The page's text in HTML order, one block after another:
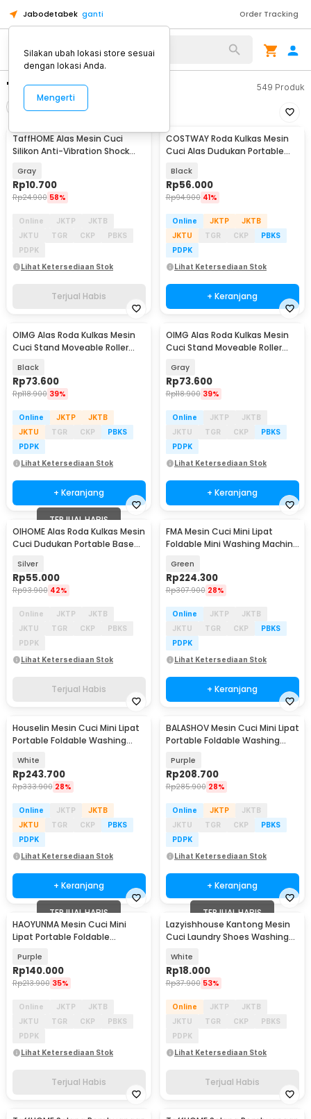
Jabodetabek ganti Order Tracking
"alas mesin cuci" 549 Produk
Urutkan
TaffHOME Alas Mesin Cuci
Silikon Anti-Vibration Shock
Gray
Rp10.700
Rp24.900 58%
Online JKTP
JKTB
JKTU
TGR CKP
PBKS
PDPK
Lihat Ketersediaan Stok
Terjual Habis
COSTWAY Roda Kulkas Mesin
Cuci Alas Dudukan Portable
Black
Rp56.000
Rp94.900 41%
Online JKTP
JKTB
JKTU
TGR CKP
PBKS
PDPK
Lihat Ketersediaan Stok
+ Keranjang
OIMG Alas Roda Kulkas Mesin
Cuci Stand Moveable Roller
Black
Rp73.600
Rp118.900 39%
Online JKTP
JKTB
JKTU
TGR CKP
PBKS
PDPK
Lihat Ketersediaan Stok
+ Keranjang
OIMG Alas Roda Kulkas Mesin
Cuci Stand Moveable Roller
Gray
Rp73.600
Rp118.900 39%
Online JKTP
JKTB
JKTU
TGR CKP
PBKS
PDPK
Lihat Ketersediaan Stok
+ Keranjang
TERJUAL HABIS
OIHOME Alas Roda Kulkas Mesin
Cuci Dudukan Portable Base
Silver
Rp55.000
Rp93.900 42%
Online JKTP
JKTB
JKTU
TGR CKP
PBKS
PDPK
Lihat Ketersediaan Stok
Terjual Habis
FMA Mesin Cuci Mini Lipat
Foldable Mini Washing Machine
Green
Rp224.300
Rp307.900 28%
Online JKTP
JKTB
JKTU
TGR CKP
PBKS
PDPK
Lihat Ketersediaan Stok
+ Keranjang
Houselin Mesin Cuci Mini Lipat
Portable Foldable Washing
White
Rp243.700
Rp333.900 28%
Online JKTP
JKTB
JKTU
TGR CKP
PBKS
PDPK
Lihat Ketersediaan Stok
+ Keranjang
BALASHOV Mesin Cuci Mini Lipat
Portable Foldable Washing
Purple
Rp208.700
Rp285.900 28%
Online JKTP
JKTB
JKTU
TGR CKP
PBKS
PDPK
Lihat Ketersediaan Stok
+ Keranjang
TERJUAL HABIS
HAOYUNMA Mesin Cuci Mini
Lipat Portable Foldable
Purple
Rp140.000
Rp213.900 35%
Online JKTP
JKTB
JKTU
TGR CKP
PBKS
PDPK
Lihat Ketersediaan Stok
Terjual Habis
TERJUAL HABIS
Lazyishhouse Kantong Mesin
Cuci Laundry Shoes Washing
White
Rp18.000
Rp37.900 53%
Online JKTP
JKTB
JKTU
TGR CKP
PBKS
PDPK
Lihat Ketersediaan Stok
Terjual Habis
Silakan ubah lokasi store sesuai
dengan lokasi Anda.
Mengerti